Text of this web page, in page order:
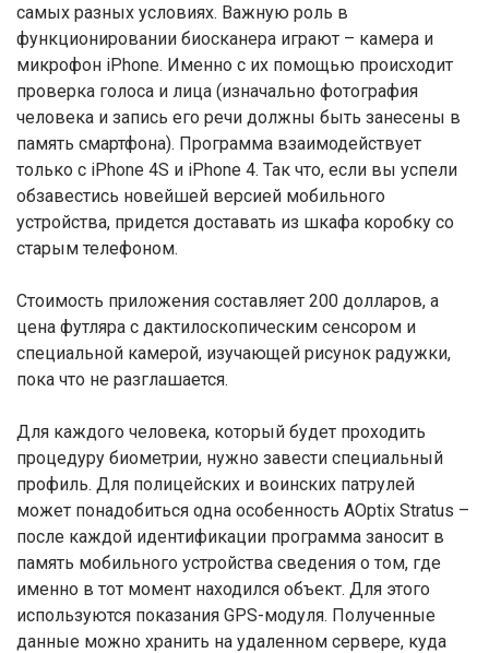
самых разных условиях. Важную роль в
функционировании биосканера играют – камера и
микрофон iPhone. Именно с их помощью происходит
проверка голоса и лица (изначально фотография
человека и запись его речи должны быть занесены в
память смартфона). Программа взаимодействует
только с iPhone 4S и iPhone 4. Так что, если вы успели
обзавестись новейшей версией мобильного
устройства, придется доставать из шкафа коробку со
старым телефоном.
Стоимость приложения составляет 200 долларов, а
цена футляра с дактилоскопическим сенсором и
специальной камерой, изучающей рисунок радужки,
пока что не разглашается.
Для каждого человека, который будет проходить
процедуру биометрии, нужно завести специальный
профиль. Для полицейских и воинских патрулей
может понадобиться одна особенность AOptix Stratus –
после каждой идентификации программа заносит в
память мобильного устройства сведения о том, где
именно в тот момент находился объект. Для этого
используются показания GPS-модуля. Полученные
данные можно хранить на удаленном сервере, куда